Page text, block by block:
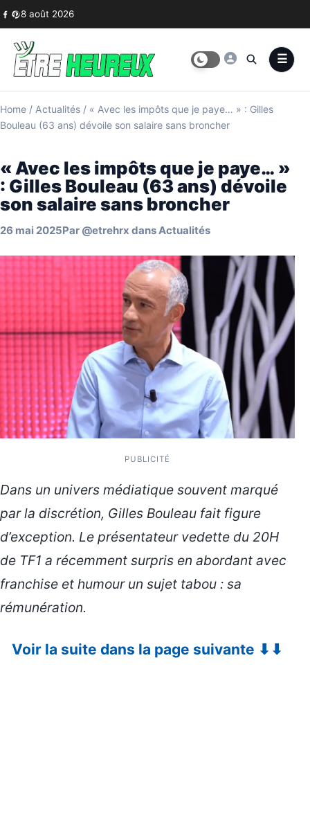
Skip to content
8 août 2026
Home / Actualités / « Avec les impôts que je paye… » : Gilles
Bouleau (63 ans) dévoile son salaire sans broncher
« Avec les impôts que je paye… »
: Gilles Bouleau (63 ans) dévoile
son salaire sans broncher
26 mai 2025Par @etrehrx dansActualités
PUBLICITÉ
Dans un univers médiatique souvent marqué
par la discrétion, Gilles Bouleau fait figure
d’exception. Le présentateur vedette du 20H
de TF1 a récemment surpris en abordant avec
franchise et humour un sujet tabou : sa
rémunération.
Voir la suite dans la page suivante ⬇⬇